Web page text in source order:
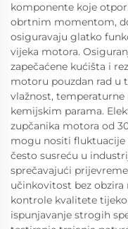
komponente koje
obrtnim momentom,
osiguravaju glatko
vijeka motora.
zapečaćene kućišta i
motoru pouzdan rad u
vlažnost,
kemijskim parama.
zupčanika motora od
mogu nositi fluktuacije
često susreću u
sprečavajući
učinkovitost bez
kontrole kvalitete
ispunjavanje strogih